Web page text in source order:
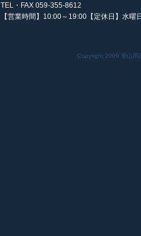
TEL・FAX 059-355-8612
【営業時間】10:00～19:00【定休日】水曜
Copyright 2009 登山用